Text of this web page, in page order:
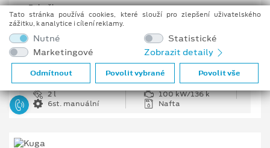
Pobočka
Opava
1 226 335 Kč
Cenové zvýhodnění
404 691 Kč
2 l
100 kW/136 k
6st. manuální
Nafta
Tato stránka používá cookies, které slouží pro zlepšení uživatelského
zážitku, k analytice i cílení reklamy.
Nutné
Statistické
Marketingové
Zobrazit detaily
Odmítnout Povolit vybrané Povolit vše